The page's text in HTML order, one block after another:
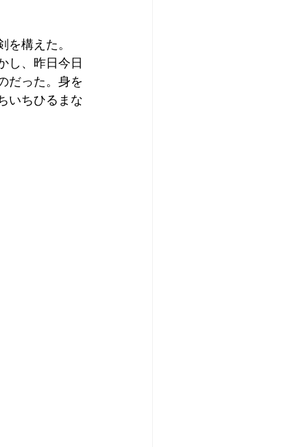
構えた。
し、昨日今日
だった。身を
いちひるまな